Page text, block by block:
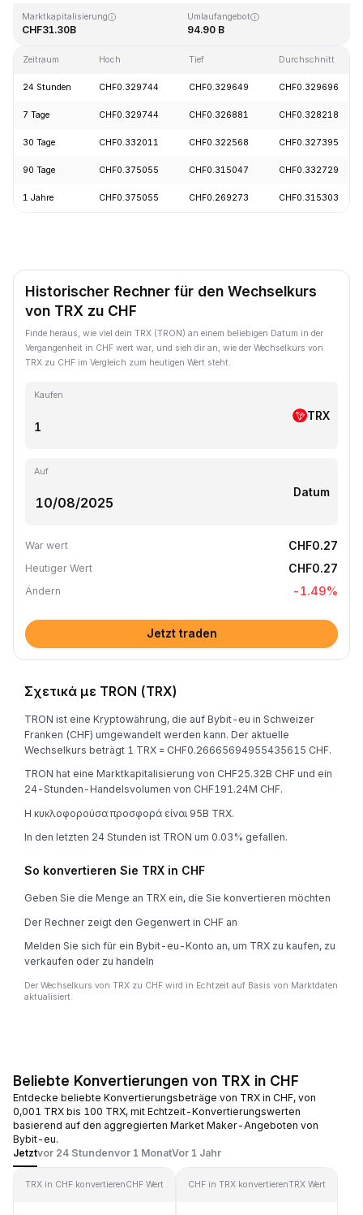
Marktkapitalisierung
CHF31.30B
Umlaufangebot
94.90 B
Zeitraum Hoch Tief Durchschnitt
24 Stunden CHF0.329744 CHF0.329649 CHF0.329696
7 Tage CHF0.329744 CHF0.326881 CHF0.328218
30 Tage CHF0.332011 CHF0.322568 CHF0.327395
90 Tage CHF0.375055 CHF0.315047 CHF0.332729
1 Jahre CHF0.375055 CHF0.269273 CHF0.315303
Historischer Rechner für den Wechselkurs
von TRX zu CHF
Finde heraus, wie viel dein TRX (TRON) an einem beliebigen Datum in der
Vergangenheit in CHF wert war, und sieh dir an, wie der Wechselkurs von
TRX zu CHF im Vergleich zum heutigen Wert steht.
Kaufen
TRX
Auf
Datum
War wert CHF0.27
Heutiger Wert CHF0.27
Ändern -1.49%
Jetzt traden
Σχετικά με TRON (TRX)
TRON ist eine Kryptowährung, die auf Bybit-eu in Schweizer
Franken (CHF) umgewandelt werden kann. Der aktuelle
Wechselkurs beträgt 1 TRX = CHF0.26665694955435615 CHF.
TRON hat eine Marktkapitalisierung von CHF25.32B CHF und ein
24-Stunden-Handelsvolumen von CHF191.24M CHF.
Η κυκλοφορούσα προσφορά είναι 95B TRX.
In den letzten 24 Stunden ist TRON um 0.03% gefallen.
So konvertieren Sie TRX in CHF
Geben Sie die Menge an TRX ein, die Sie konvertieren möchten
Der Rechner zeigt den Gegenwert in CHF an
Melden Sie sich für ein Bybit-eu-Konto an, um TRX zu kaufen, zu
verkaufen oder zu handeln
Der Wechselkurs von TRX zu CHF wird in Echtzeit auf Basis von Marktdaten
aktualisiert.
Beliebte Konvertierungen von TRX in CHF
Entdecke beliebte Konvertierungsbeträge von TRX in CHF, von
0,001 TRX bis 100 TRX, mit Echtzeit-Konvertierungswerten
basierend auf den aggregierten Market Maker-Angeboten von
Bybit-eu.
Jetztvor 24 Stundenvor 1 MonatVor 1 Jahr
TRX in CHF konvertierenCHF Wert CHF in TRX konvertierenTRX Wert